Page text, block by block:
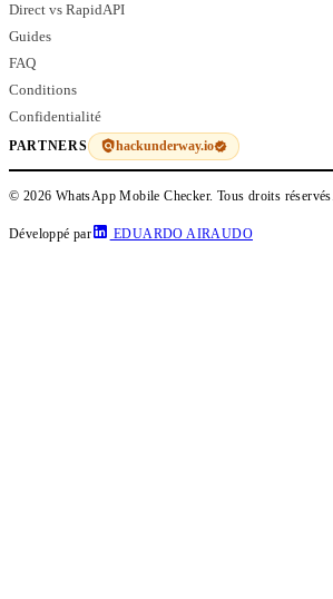
Direct vs RapidAPI
Guides
FAQ
Conditions
Confidentialité
PARTNERS hackunderway.io
© 2026 WhatsApp Mobile Checker. Tous droits réservés.
Développé par EDUARDO AIRAUDO